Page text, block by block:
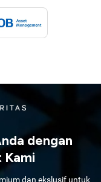
dengan
Kami
dan ekslusif untuk